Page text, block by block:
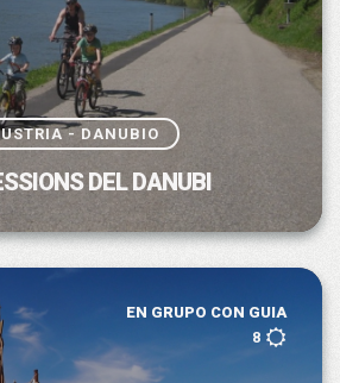
- DANUBIO
DEL DANUBI
EN GRUPO CON GUIA
8